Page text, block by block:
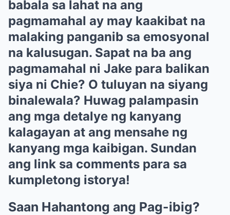
babala sa lahat na ang
pagmamahal ay may kaakibat na
malaking panganib sa emosyonal
na kalusugan. Sapat na ba ang
pagmamahal ni Jake para balikan
siya ni Chie? O tuluyan na siyang
binalewala? Huwag palampasin
ang mga detalye ng kanyang
kalagayan at ang mensahe ng
kanyang mga kaibigan. Sundan
ang link sa comments para sa
kumpletong istorya!
Saan Hahantong ang Pag-ibig?